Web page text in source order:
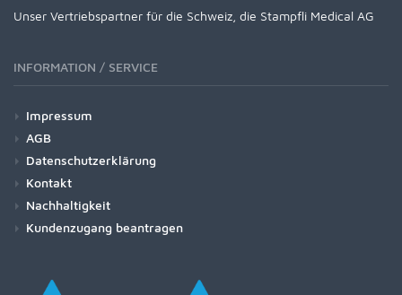
Unser Vertriebspartner für die Schweiz, die Stampfli Medical AG
INFORMATION / SERVICE
Impressum
AGB
Datenschutzerklärung
Kontakt
Nachhaltigkeit
Kundenzugang beantragen